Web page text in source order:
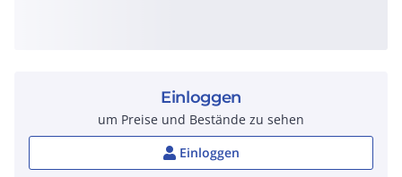
Einloggen
um Preise und Bestände zu sehen
Einloggen